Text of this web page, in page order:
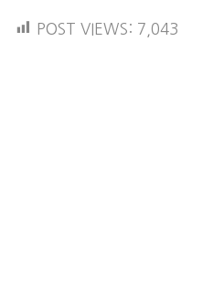
POST VIEWS: 7,043